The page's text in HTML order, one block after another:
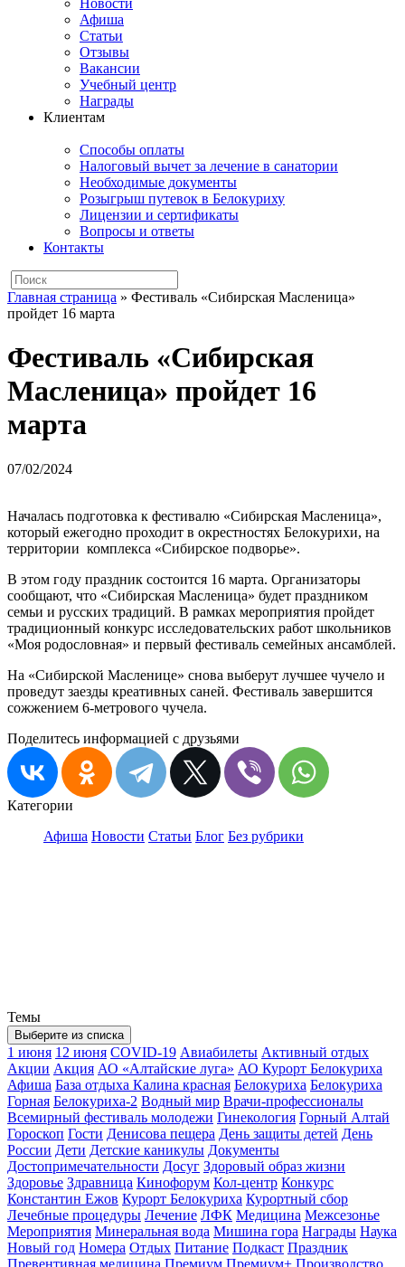
Новости
Афиша
Статьи
Отзывы
Вакансии
Учебный центр
Награды
Клиентам
Способы оплаты
Налоговый вычет за лечение в санатории
Необходимые документы
Розыгрыш путевок в Белокуриху
Лицензии и сертификаты
Вопросы и ответы
Контакты
Главная страница » Фестиваль «Сибирская Масленица»
пройдет 16 марта
Фестиваль «Сибирская
Масленица» пройдет 16
марта
07/02/2024
Началась подготовка к фестивалю «Сибирская Масленица»,
который ежегодно проходит в окрестностях Белокурихи, на
территории комплекса «Сибирское подворье».
В этом году праздник состоится 16 марта. Организаторы
сообщают, что «Сибирская Масленица» будет праздником
семьи и русских традиций. В рамках мероприятия пройдет
традиционный конкурс исследовательских работ школьников
«Моя родословная» и первый фестиваль семейных ансамблей.
На «Сибирской Масленице» снова выберут лучшее чучело и
проведут заезды креативных саней. Фестиваль завершится
сожжением 6-метрового чучела.
Поделитесь информацией с друзьями
Категории
Афиша Новости Статьи Блог Без рубрики
Темы
Выберите из списка
1 июня 12 июня COVID-19 Авиабилеты Активный отдых
Акции Акция АО «Алтайские луга» АО Курорт Белокуриха
Афиша База отдыха Калина красная Белокуриха Белокуриха
Горная Белокуриха-2 Водный мир Врачи-профессионалы
Всемирный фестиваль молодежи Гинекология Горный Алтай
Гороскоп Гости Денисова пещера День защиты детей День
России Дети Детские каникулы Документы
Достопримечательности Досуг Здоровый образ жизни
Здоровье Здравница Кинофорум Кол-центр Конкурс
Константин Ежов Курорт Белокуриха Курортный сбор
Лечебные процедуры Лечение ЛФК Медицина Межсезонье
Мероприятия Минеральная вода Мишина гора Награды Наука
Новый год Номера Отдых Питание Подкаст Праздник
Превентивная медицина Премиум Премиум+ Производство